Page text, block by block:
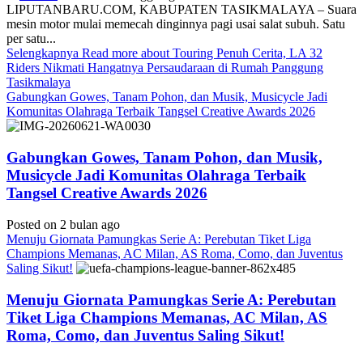
LIPUTANBARU.COM, KABUPATEN TASIKMALAYA – Suara
mesin motor mulai memecah dinginnya pagi usai salat subuh. Satu
per satu...
Selengkapnya Read more about Touring Penuh Cerita, LA 32
Riders Nikmati Hangatnya Persaudaraan di Rumah Panggung
Tasikmalaya
Gabungkan Gowes, Tanam Pohon, dan Musik, Musicycle Jadi
Komunitas Olahraga Terbaik Tangsel Creative Awards 2026
Gabungkan Gowes, Tanam Pohon, dan Musik,
Musicycle Jadi Komunitas Olahraga Terbaik
Tangsel Creative Awards 2026
Posted on 2 bulan ago
Menuju Giornata Pamungkas Serie A: Perebutan Tiket Liga
Champions Memanas, AC Milan, AS Roma, Como, dan Juventus
Saling Sikut!
Menuju Giornata Pamungkas Serie A: Perebutan
Tiket Liga Champions Memanas, AC Milan, AS
Roma, Como, dan Juventus Saling Sikut!